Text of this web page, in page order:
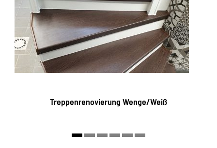
Treppenrenovierung Wenge/Weiß